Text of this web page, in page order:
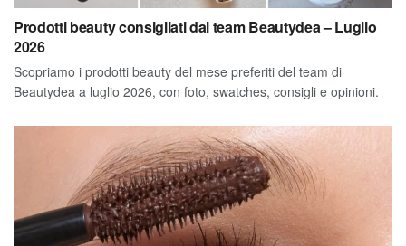
Prodotti beauty consigliati dal team Beautydea – Luglio
2026
Scopriamo i prodotti beauty del mese preferiti del team di
Beautydea a luglio 2026, con foto, swatches, consigli e opinioni.